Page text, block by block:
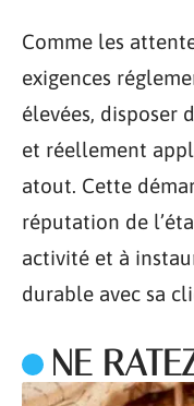
Comme les
exigences
élevées, disposer
et réellement
atout. Cette
réputation de
activité et à
durable avec sa
NE